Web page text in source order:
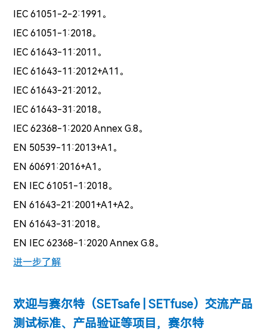
IEC 61051-2-2:1991。
IEC 61051-1:2018。
IEC 61643-11:2011。
IEC 61643-11:2012+A11。
IEC 61643-21:2012。
IEC 61643-31:2018。
IEC 62368-1:2020 Annex G.8。
EN 50539-11:2013+A1。
EN 60691:2016+A1。
EN IEC 61051-1:2018。
EN 61643-21:2001+A1+A2。
EN 61643-31:2018。
EN IEC 62368-1:2020 Annex G.8。
进一步了解
欢迎与赛尔特 （SETsafe | SETfuse）交流产品
测试标准、产品验证等项目，赛尔特